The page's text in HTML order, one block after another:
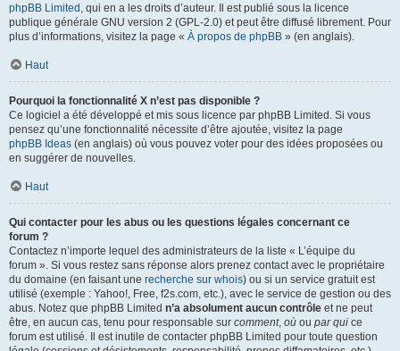
phpBB Limited , qui en a les droits d’auteur. Il est publié sous la licence
publique générale GNU version 2 (GPL-2.0) et peut être diffusé librement. Pour
plus d’informations, visitez la page « À propos de phpBB » (en anglais).
Haut
Pourquoi la fonctionnalité X n’est pas disponible ?
Ce logiciel a été développé et mis sous licence par phpBB Limited. Si vous
pensez qu’une fonctionnalité nécessite d’être ajoutée, visitez la page
phpBB Ideas (en anglais) où vous pouvez voter pour des idées proposées ou
en suggérer de nouvelles.
Haut
Qui contacter pour les abus ou les questions légales concernant ce
forum ?
Contactez n’importe lequel des administrateurs de la liste « L’équipe du
forum ». Si vous restez sans réponse alors prenez contact avec le propriétaire
du domaine (en faisant une recherche sur whois) ou si un service gratuit est
utilisé (exemple : Yahoo!, Free, f2s.com, etc.), avec le service de gestion ou des
abus. Notez que phpBB Limited n’a absolument aucun contrôle et ne peut
être, en aucun cas, tenu pour responsable sur comment, où ou par qui ce
forum est utilisé. Il est inutile de contacter phpBB Limited pour toute question